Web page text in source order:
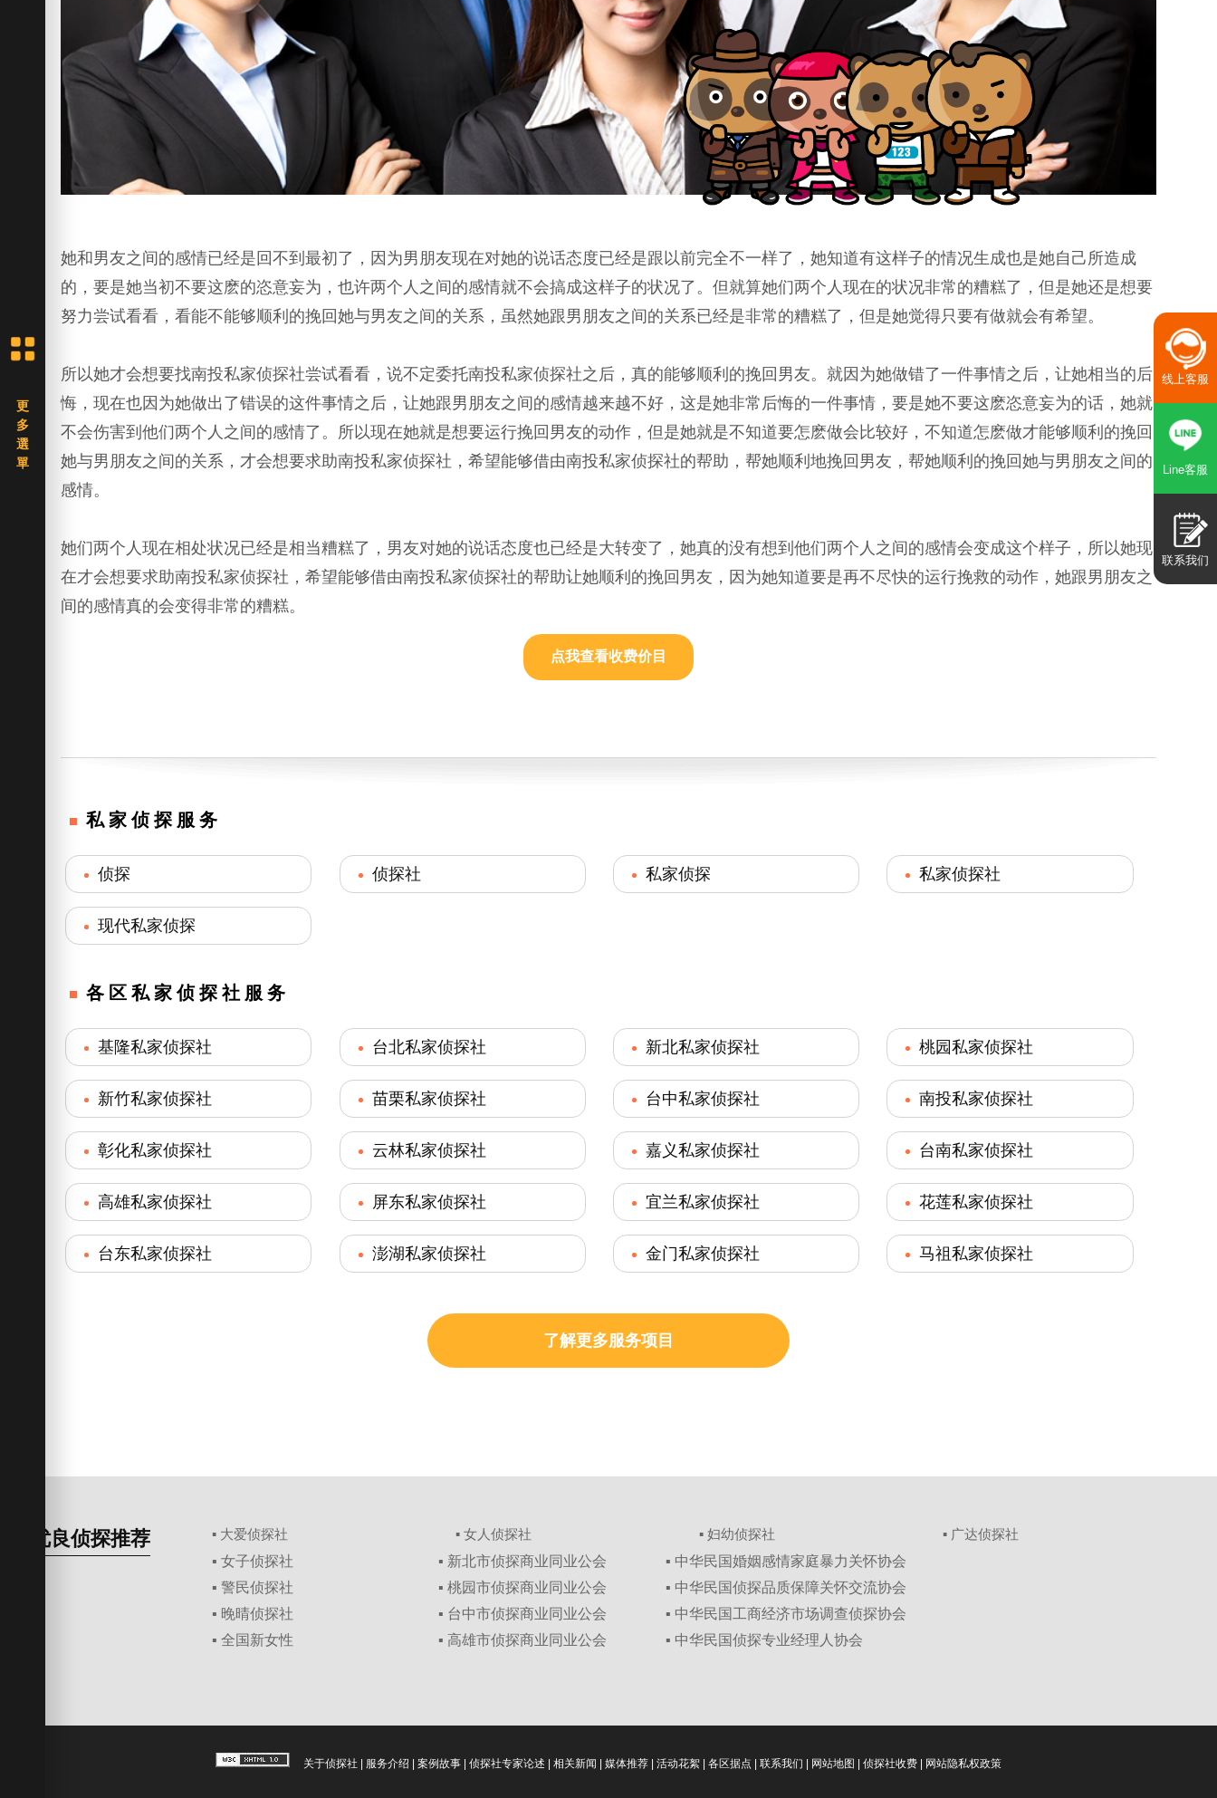
她和男友之间的感情已经是回不到最初了，因为男朋友现在对她的说话态度已经是跟以前完全不一样了，她知道有这样子的情况生成也是她自己所造成
的，要是她当初不要这麽的恣意妄为，也许两个人之间的感情就不会搞成这样子的状况了。但就算她们两个人现在的状况非常的糟糕了，但是她还是想要
努力尝试看看，看能不能够顺利的挽回她与男友之间的关系，虽然她跟男朋友之间的关系已经是非常的糟糕了，但是她觉得只要有做就会有希望。
所以她才会想要找南投私家侦探社尝试看看，说不定委托南投私家侦探社之后，真的能够顺利的挽回男友。就因为她做错了一件事情之后，让她相当的后
悔，现在也因为她做出了错误的这件事情之后，让她跟男朋友之间的感情越来越不好，这是她非常后悔的一件事情，要是她不要这麽恣意妄为的话，她就
不会伤害到他们两个人之间的感情了。所以现在她就是想要运行挽回男友的动作，但是她就是不知道要怎麽做会比较好，不知道怎麽做才能够顺利的挽回
她与男朋友之间的关系，才会想要求助南投私家侦探社，希望能够借由南投私家侦探社的帮助，帮她顺利地挽回男友，帮她顺利的挽回她与男朋友之间的
感情。
她们两个人现在相处状况已经是相当糟糕了，男友对她的说话态度也已经是大转变了，她真的没有想到他们两个人之间的感情会变成这个样子，所以她现
在才会想要求助南投私家侦探社，希望能够借由南投私家侦探社的帮助让她顺利的挽回男友，因为她知道要是再不尽快的运行挽救的动作，她跟男朋友之
间的感情真的会变得非常的糟糕。
点我查看收费价目
私家侦探服务
侦探 侦探社 私家侦探 私家侦探社
现代私家侦探
各区私家侦探社服务
基隆私家侦探社 台北私家侦探社 新北私家侦探社 桃园私家侦探社
新竹私家侦探社 苗栗私家侦探社 台中私家侦探社 南投私家侦探社
彰化私家侦探社 云林私家侦探社 嘉义私家侦探社 台南私家侦探社
高雄私家侦探社 屏东私家侦探社 宜兰私家侦探社 花莲私家侦探社
台东私家侦探社 澎湖私家侦探社 金门私家侦探社 马祖私家侦探社
了解更多服务项目
优良侦探推荐 ▪ 大爱侦探社 ▪ 女人侦探社 ▪ 妇幼侦探社 ▪ 广达侦探社
▪ 女子侦探社
▪ 警民侦探社
▪ 晚晴侦探社
▪ 全国新女性
▪ 新北市侦探商业同业公会
▪ 桃园市侦探商业同业公会
▪ 台中市侦探商业同业公会
▪ 高雄市侦探商业同业公会
▪ 中华民国婚姻感情家庭暴力关怀协会
▪ 中华民国侦探品质保障关怀交流协会
▪ 中华民国工商经济市场调查侦探协会
▪ 中华民国侦探专业经理人协会
关于侦探社 服务介绍 案例故事 侦探社专家论述 相关新闻 媒体推荐 活动花絮 各区据点 联系我们 网站地图 侦探社收费 网站隐私权政策
线上客服
Line客服
联系我们